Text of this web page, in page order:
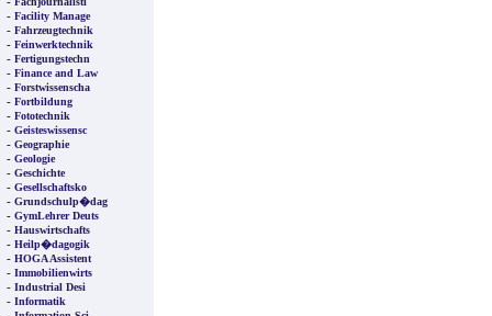
- Facility Manage
- Fahrzeugtechnik
- Feinwerktechnik
- Fertigungstechn
- Finance and Law
- Forstwissenscha
- Fortbildung
- Fototechnik
- Geisteswissensc
- Geographie
- Geologie
- Geschichte
- Gesellschaftsko
- Grundschulp�dag
- GymLehrer Deuts
- Hauswirtschafts
- Heilp�dagogik
- HOGA Assistent
- Immobilienwirts
- Industrial Desi
- Informatik